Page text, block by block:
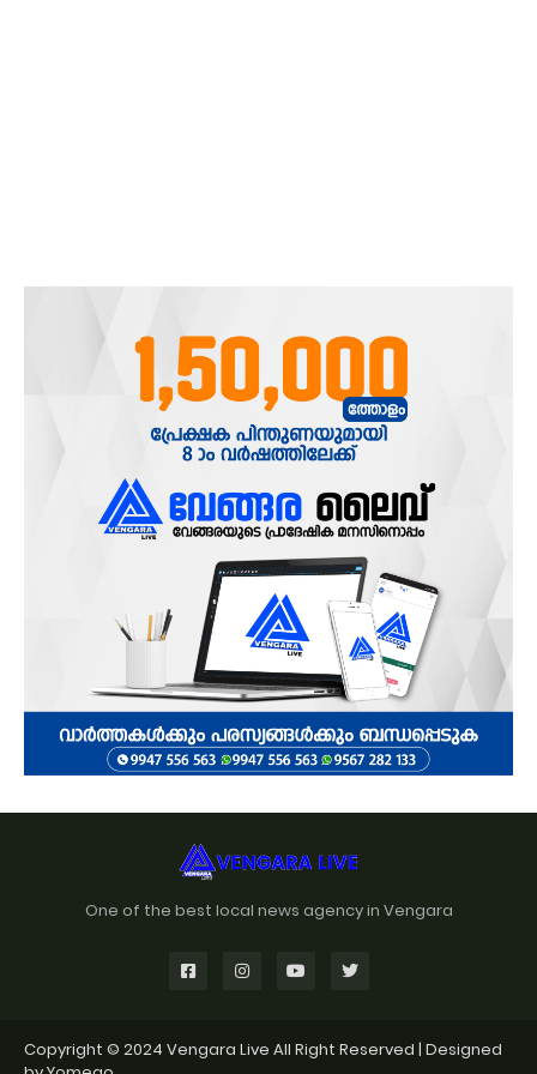
One of the best local news agency in Vengara
Copyright © 2024 Vengara Live All Right Reserved | Designed